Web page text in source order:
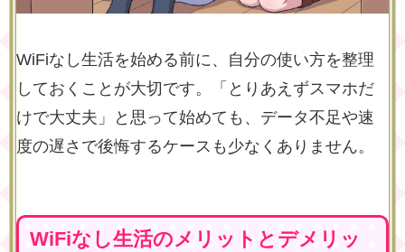
WiFiなし生活を始める前に、自分の使い方を整理
しておくことが大切です。「とりあえずスマホだ
けで大丈夫」と思って始めても、データ不足や速
度の遅さで後悔するケースも少なくありません。
WiFiなし生活のメリットとデメリッ